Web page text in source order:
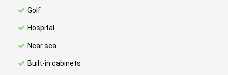
Golf
Hospital
Near sea
Built-in cabinets